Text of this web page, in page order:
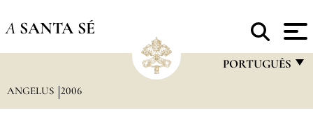
A SANTA SÉ
PORTUGUÊS
ANGELUS 2006